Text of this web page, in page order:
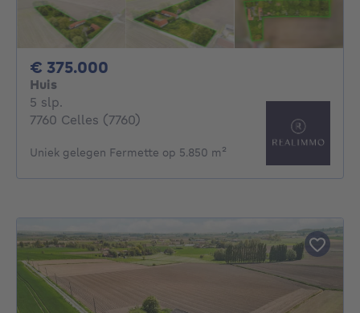
€ 375.000
Huis
5 slp.
7760 Celles (7760)
Uniek gelegen Fermette op 5.850 m²